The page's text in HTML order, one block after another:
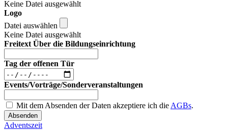
Keine Datei ausgewählt
Logo
Datei auswählen
Keine Datei ausgewählt
Freitext Über die Bildungseinrichtung
Tag der offenen Tür
Events/Vorträge/Sonderveranstaltungen
Mit dem Absenden der Daten akzeptiere ich die AGBs.
Absenden
Adventszeit